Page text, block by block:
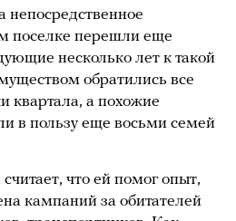
непосредственное
поселке перешли еще
несколько лет к такой
обратились все
квартала, а похожие
в пользу еще восьми семей
что ей помог опыт,
кампаний за обитателей